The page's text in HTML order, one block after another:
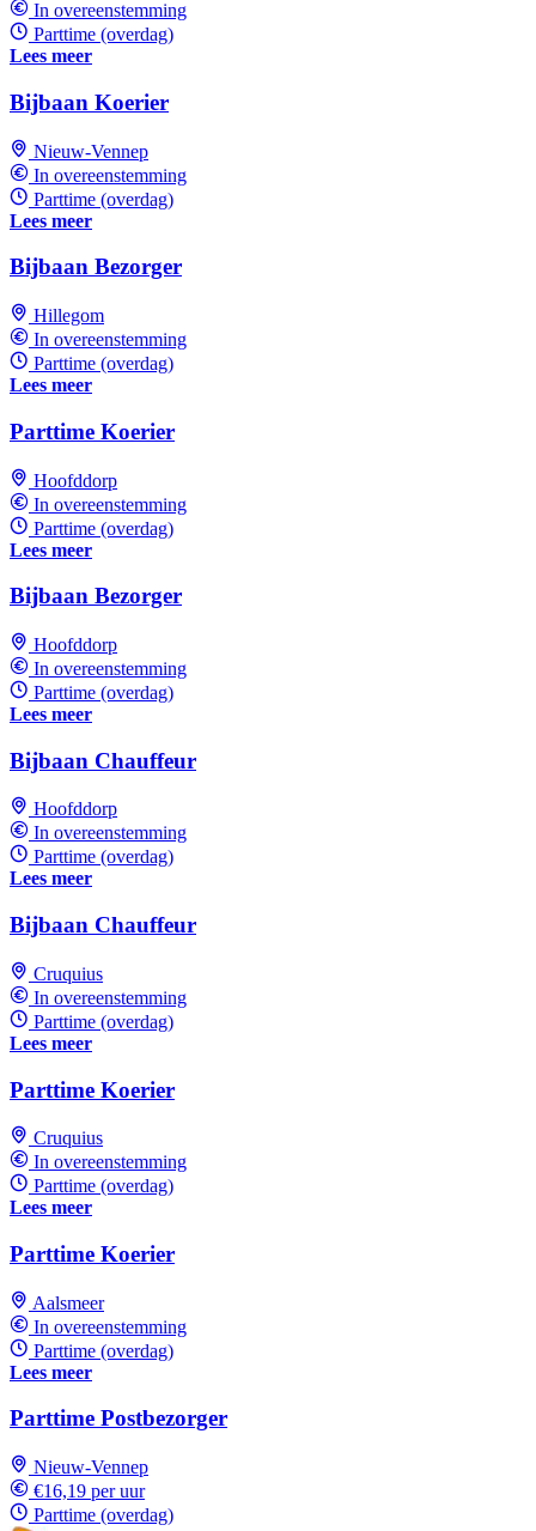
In overeenstemming
Parttime (overdag)
Lees meer
Bijbaan Koerier
Nieuw-Vennep
In overeenstemming
Parttime (overdag)
Lees meer
Bijbaan Bezorger
Hillegom
In overeenstemming
Parttime (overdag)
Lees meer
Parttime Koerier
Hoofddorp
In overeenstemming
Parttime (overdag)
Lees meer
Bijbaan Bezorger
Hoofddorp
In overeenstemming
Parttime (overdag)
Lees meer
Bijbaan Chauffeur
Hoofddorp
In overeenstemming
Parttime (overdag)
Lees meer
Bijbaan Chauffeur
Cruquius
In overeenstemming
Parttime (overdag)
Lees meer
Parttime Koerier
Cruquius
In overeenstemming
Parttime (overdag)
Lees meer
Parttime Koerier
Aalsmeer
In overeenstemming
Parttime (overdag)
Lees meer
Parttime Postbezorger
Nieuw-Vennep
€16,19 per uur
Parttime (overdag)